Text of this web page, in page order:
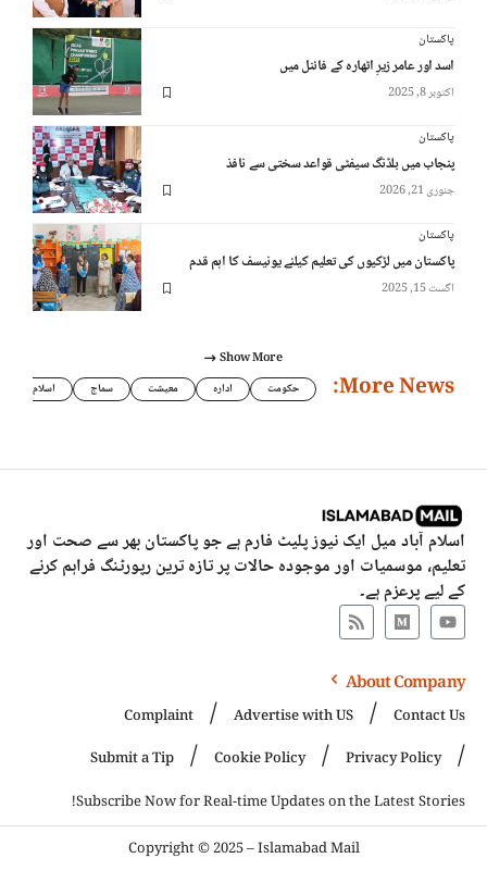
پاکستان
اسد اور عامر زیرِ اٹھارہ کے فائنل میں
اکتوبر 8, 2025
پاکستان
پنجاب میں بلڈنگ سیفٹی قواعد سختی سے نافذ
جنوری 21, 2026
پاکستان
پاکستان میں لڑکیوں کی تعلیم کیلئے یونیسف کا اہم قدم
اگست 15, 2025
Show More
More News: حکومت ادارہ معیشت سماج اسلام
اسلام آباد میل ایک نیوز پلیٹ فارم ہے جو پاکستان بھر سے صحت اور
تعلیم، موسمیات اور موجودہ حالات پر تازہ ترین رپورٹنگ فراہم کرنے
کے لیے پرعزم ہے۔
About Company
Contact Us
Advertise with US
Complaint
Privacy Policy
Cookie Policy
Submit a Tip
Subscribe Now for Real-time Updates on the Latest Stories!
Copyright © 2025 – Islamabad Mail